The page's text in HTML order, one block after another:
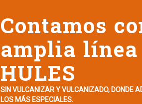
Contamos
amplia línea
HULES
SIN VULCANIZAR Y VULCANIZADO, DONDE
LOS MÁS ESPECIALES.